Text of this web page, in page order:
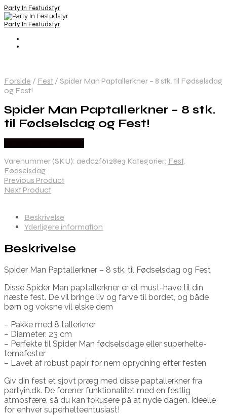
Party In Festudstyr
Party In Festudstyr
Forside / Fest / Spider Man Paptallerkner – 8 stk. til Fødselsdag
og Fest!
Spider Man Paptallerkner – 8 stk.
til Fødselsdag og Fest!
Varenummer (SKU): aedc2f6128e3 Kategorier: Fest,
Fødselsdag
Previous Product
Next Product
Beskrivelse
Yderligere information
Beskrivelse
Spider Man Paptallerkner – 8 stk. til Fødselsdag og Fest
Disse Spider Man paptallerkner er et must-have til din
næste fest. De vil bringe liv og farve til bordet, og både
børn og voksne vil elske dem
– Pakke med 8 tallerkner
– Diameter: 23 cm
– Perfekte til Spider Man fødselsdage eller superhelte-
temafester
– Lavet af robust papir for nem oprydning efter festen
Giv din fest et sjovt præg med disse paptallerkner fra
partyin.dk. De forener funktionalitet med en festlig
atmosfære, så du kan fokusere på at nyde dagen. Ideelle
for enhver superhelteentusiast!